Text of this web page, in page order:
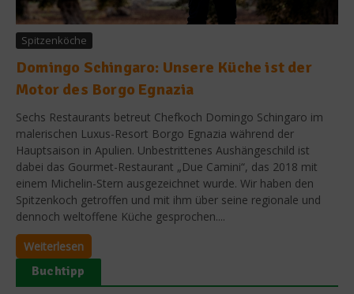
Spitzenköche
Domingo Schingaro: Unsere Küche ist der
Motor des Borgo Egnazia
Sechs Restaurants betreut Chefkoch Domingo Schingaro im
malerischen Luxus-Resort Borgo Egnazia während der
Hauptsaison in Apulien. Unbestrittenes Aushängeschild ist
dabei das Gourmet-Restaurant „Due Camini“, das 2018 mit
einem Michelin-Stern ausgezeichnet wurde. Wir haben den
Spitzenkoch getroffen und mit ihm über seine regionale und
dennoch weltoffene Küche gesprochen....
Weiterlesen
Buchtipp